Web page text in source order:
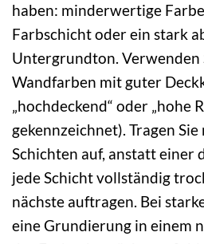
haben: minderwertige
Farbschicht oder ein stark
Untergrundton. Verwenden
Wandfarben mit guter
„hochdeckend“ oder „hohe
gekennzeichnet). Tragen
Schichten auf, anstatt einer
jede Schicht vollständig
nächste auftragen. Bei
eine Grundierung in einem